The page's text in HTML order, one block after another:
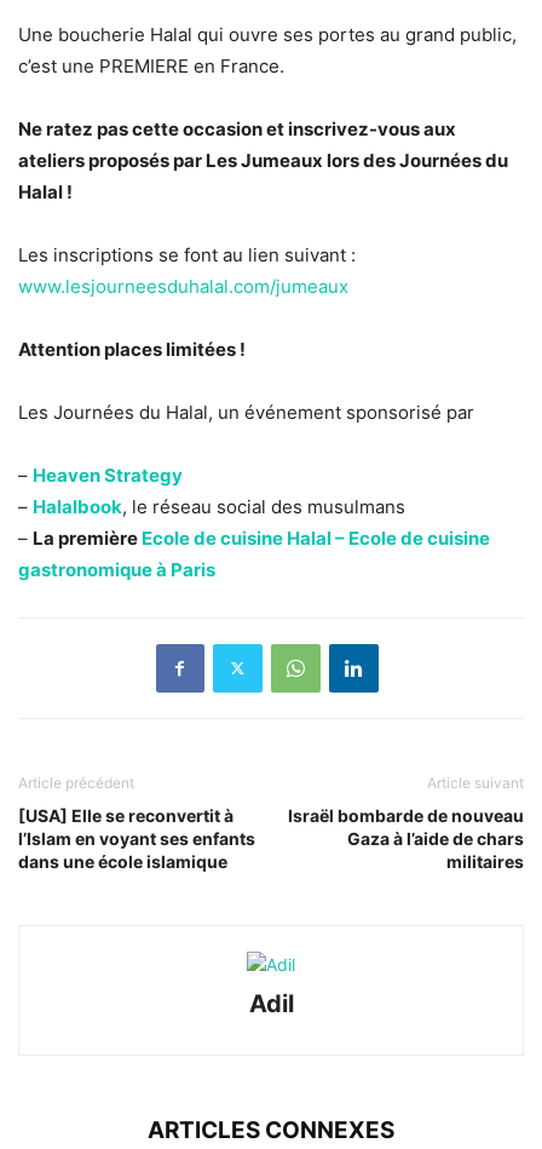
Une boucherie Halal qui ouvre ses portes au grand public,
c’est une PREMIERE en France.
Ne ratez pas cette occasion et inscrivez-vous aux
ateliers proposés par Les Jumeaux lors des Journées du
Halal !
Les inscriptions se font au lien suivant :
www.lesjourneesduhalal.com/jumeaux
Attention places limitées !
Les Journées du Halal, un événement sponsorisé par
– Heaven Strategy
– Halalbook, le réseau social des musulmans
– La première Ecole de cuisine Halal – Ecole de cuisine
gastronomique à Paris
Article précédent
[USA] Elle se reconvertit à
l’Islam en voyant ses enfants
dans une école islamique
Article suivant
Israël bombarde de nouveau
Gaza à l’aide de chars
militaires
Adil
ARTICLES CONNEXES